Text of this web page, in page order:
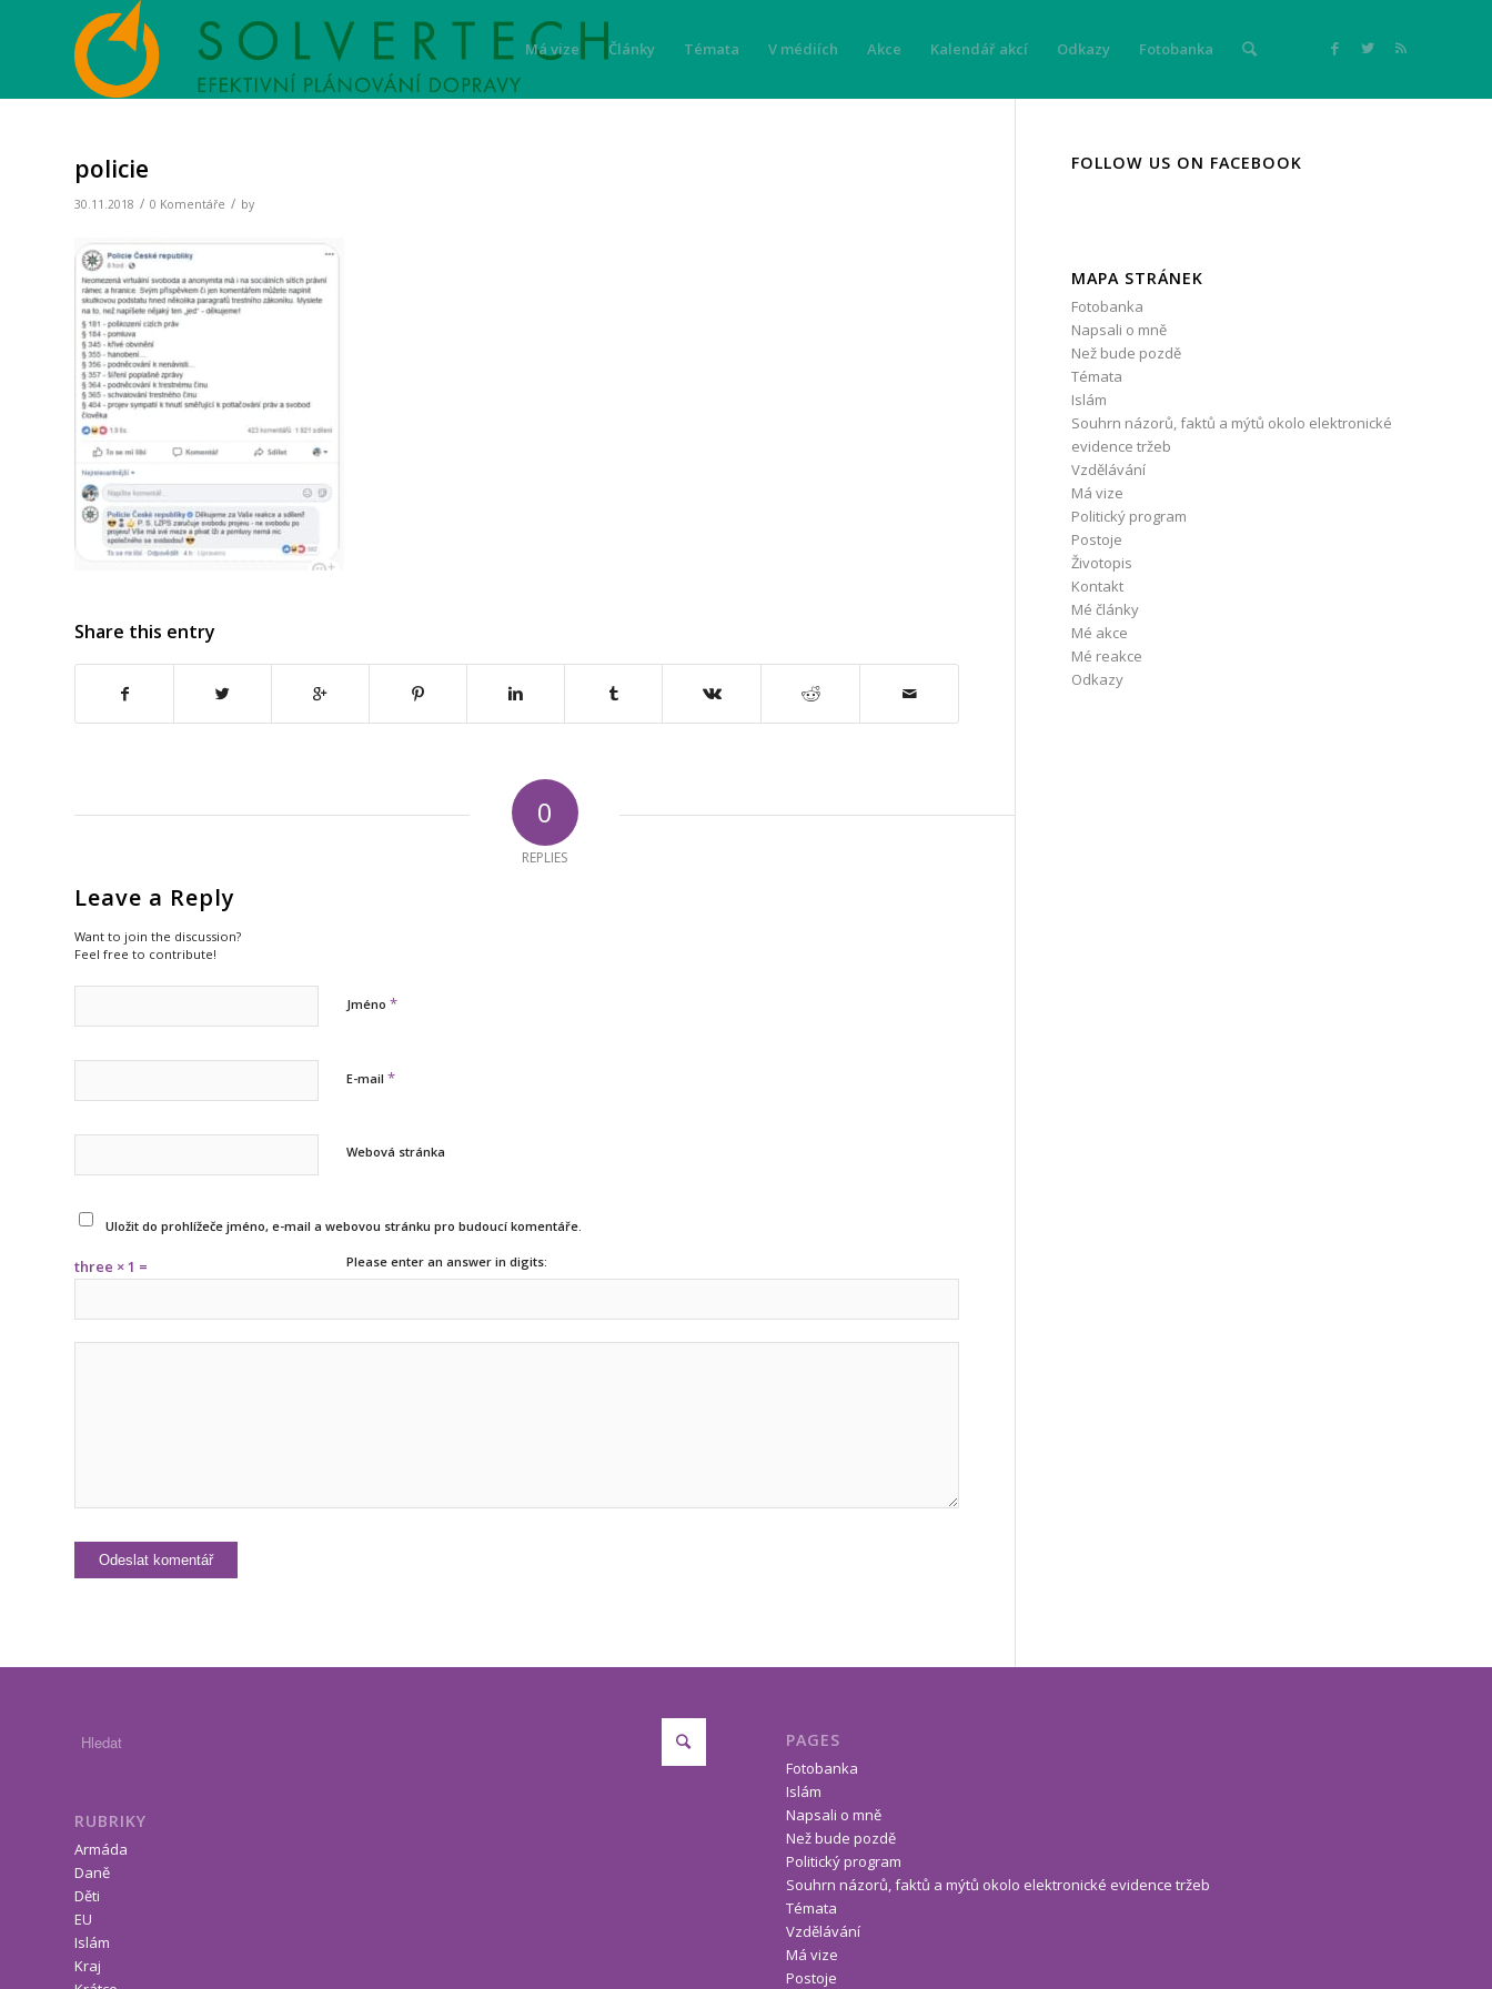
Má vize Články Témata V médiích Akce Kalendář akcí Odkazy Fotobanka
policie
30.11.2018 / 0 Komentáře / by
Share this entry
0
REPLIES
Leave a Reply
Want to join the discussion?
Feel free to contribute!
Jméno *
E-mail *
Webová stránka
Uložit do prohlížeče jméno, e-mail a webovou stránku pro budoucí komentáře.
Please enter an answer in digits:
three × 1 =
FOLLOW US ON FACEBOOK
MAPA STRÁNEK
Fotobanka
Napsali o mně
Než bude pozdě
Témata
Islám
Souhrn názorů, faktů a mýtů okolo elektronické
evidence tržeb
Vzdělávání
Má vize
Politický program
Postoje
Životopis
Kontakt
Mé články
Mé akce
Mé reakce
Odkazy
RUBRIKY
Armáda
Daně
Děti
EU
Islám
Kraj
PAGES
Fotobanka
Islám
Napsali o mně
Než bude pozdě
Politický program
Souhrn názorů, faktů a mýtů okolo elektronické evidence tržeb
Témata
Vzdělávání
Má vize
Postoje